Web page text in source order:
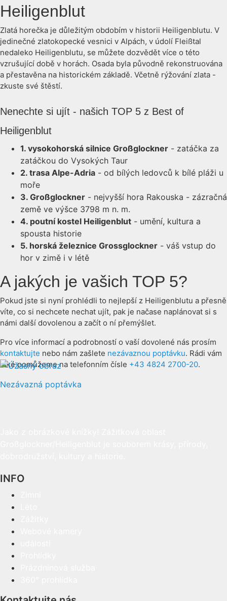
Heiligenblut
Zlatá horečka je důležitým obdobím v historii Heiligenblutu. V
jedinečné zlatokopecké vesnici v Alpách, v údolí Fleißtal
nedaleko Heiligenblutu, se můžete dozvědět více o této
vzrušující době v horách. Osada byla původně rekonstruována
a přestavěna na historickém základě. Včetně rýžování zlata -
zkuste své štěstí.
Nenechte si ujít - našich TOP 5 z Best of
Heiligenblut
1. vysokohorská silnice Großglockner - zatáčka za
zatáčkou do Vysokých Taur
2. trasa Alpe-Adria - od bílých ledovců k bílé pláži u
moře
3. Großglockner - nejvyšší hora Rakouska - zázračná
země ve výšce 3798 m n. m.
4. poutní kostel Heiligenblut - umění, kultura a
spousta historie
5. horská železnice Grossglockner - váš vstup do
hor v zimě i v létě
A jakých je vašich TOP 5?
Pokud jste si nyní prohlédli to nejlepší z Heiligenblutu a přesně
víte, co si nechcete nechat ujít, pak je načase naplánovat si s
námi další dovolenou a začít o ní přemýšlet.
Pro více informací a podrobností o vaší dovolené nás prosím
kontaktujte nebo nám zašlete nezávaznou poptávku. Rádi vám
také pomůžeme na telefonním čísle +43 4824 2700-20.
Nezávazná poptávka
INFO